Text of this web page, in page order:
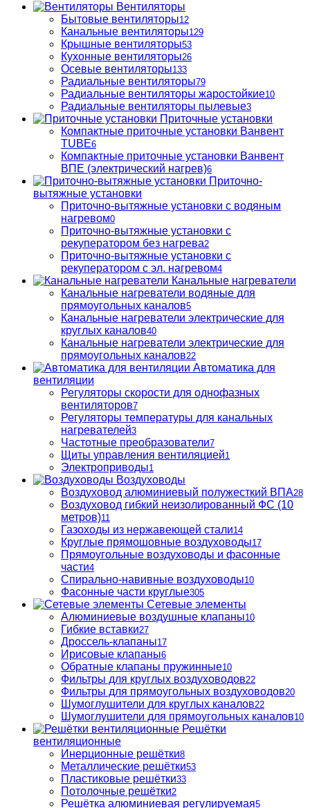
Вентиляторы
Бытовые вентиляторы12
Канальные вентиляторы129
Крышные вентиляторы53
Кухонные вентиляторы26
Осевые вентиляторы133
Радиальные вентиляторы79
Радиальные вентиляторы жаростойкие10
Радиальные вентиляторы пылевые3
Приточные установки
Компактные приточные установки Ванвент
TUBE6
Компактные приточные установки Ванвент
ВПЕ (электрический нагрев)6
Приточно-
вытяжные установки
Приточно-вытяжные установки с водяным
нагревом0
Приточно-вытяжные установки с
рекуператором без нагрева2
Приточно-вытяжные установки с
рекуператором с эл. нагревом4
Канальные нагреватели
Канальные нагреватели водяные для
прямоугольных каналов5
Канальные нагреватели электрические для
круглых каналов40
Канальные нагреватели электрические для
прямоугольных каналов22
Автоматика для
вентиляции
Регуляторы скорости для однофазных
вентиляторов7
Регуляторы температуры для канальных
нагревателей3
Частотные преобразователи7
Щиты управления вентиляцией1
Электроприводы1
Воздуховоды
Воздуховод алюминиевый полужесткий ВПА28
Воздуховод гибкий неизолированный ФС (10
метров)11
Газоходы из нержавеющей стали14
Круглые прямошовные воздуховоды17
Прямоугольные воздуховоды и фасонные
части4
Спирально-навивные воздуховоды10
Фасонные части круглые305
Сетевые элементы
Алюминиевые воздушные клапаны10
Гибкие вставки27
Дроссель-клапаны17
Ирисовые клапаны6
Обратные клапаны пружинные10
Фильтры для круглых воздуховодов22
Фильтры для прямоугольных воздуховодов20
Шумоглушители для круглых каналов22
Шумоглушители для прямоугольных каналов10
Решётки
вентиляционные
Инерционные решётки8
Металлические решётки53
Пластиковые решётки33
Потолочные решётки2
Решётка алюминиевая регулируемая5